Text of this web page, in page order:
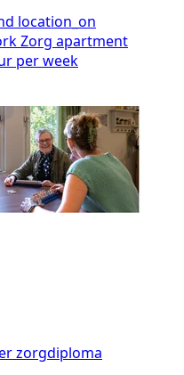
location_on
Zorg apartment
per week
zorgdiploma